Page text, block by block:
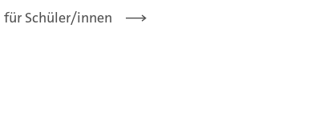
Schüler/innen